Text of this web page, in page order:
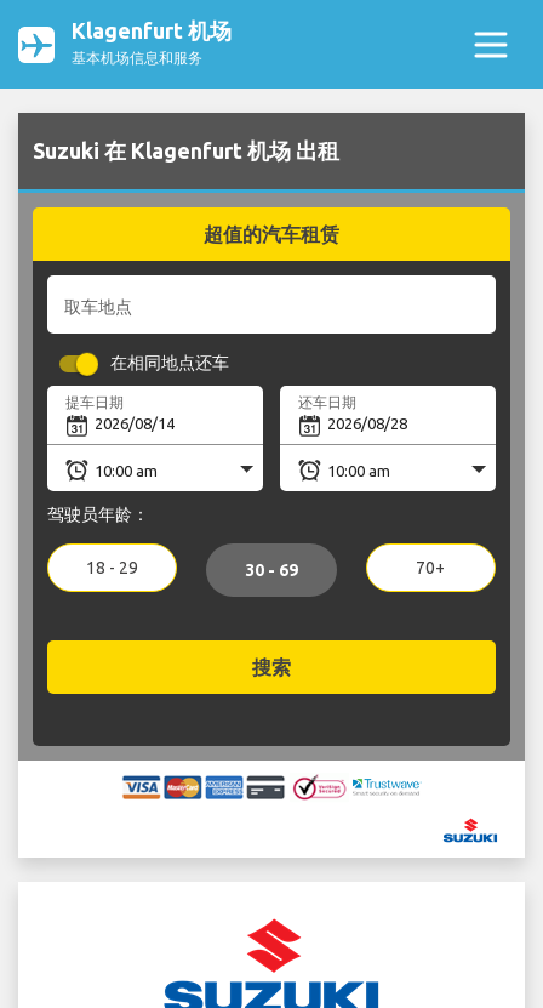
Klagenfurt 机场
基本机场信息和服务
Suzuki 在 Klagenfurt 机场 出租
超值的汽车租赁
取车地点
在相同地点还车
提车日期 还车日期
驾驶员年龄：
18 - 29 30 - 69 70+
搜索